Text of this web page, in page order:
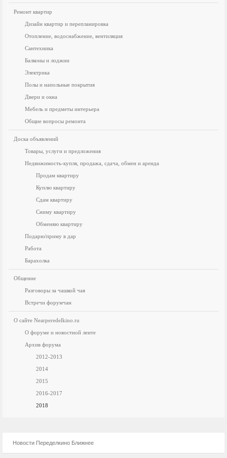
Ремонт квартир
Дизайн квартир и перепланировка
Отопление, водоснабжение, вентиляция
Сантехника
Балконы и лоджии
Электрика
Полы и напольные покрытия
Двери и окна
Мебель и предметы интерьера
Общие вопросы ремонта
Доска объявлений
Товары, услуги и предложения
Недвижимость-купля, продажа, сдача, обмен и аренда
Продам квартиру
Куплю квартиру
Сдам квартиру
Сниму квартиру
Обменяю квартиру
Подарю/приму в дар
Работа
Барахолка
Общение
Разговоры за чашкой чая
Встречи форумчан
О сайте Nearperedelkino.ru
О форуме и новостной ленте
Архив форума
2012-2013
2014
2015
2016-2017
2018
Новости Переделкино Ближнее